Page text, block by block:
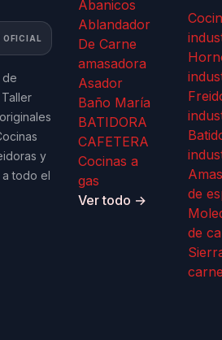
OFICIAL
de
y
a todo el
Abanicos
Ablandador
De Carne
amasadora
Asador
Baño María
BATIDORA
CAFETERA
Cocinas a
gas
Ver todo →
de
de